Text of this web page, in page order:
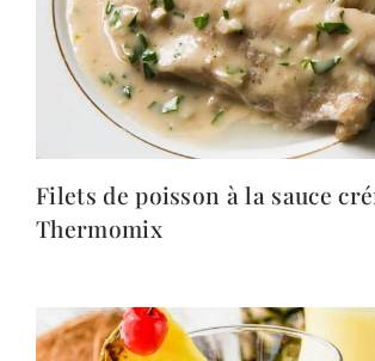
Filets de poisson à la sauce
Thermomix